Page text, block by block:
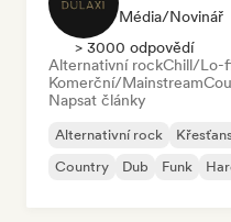
Média/novinář
> 3000 odpovědí
Alternativní rockChill/Lo-
Komerční/Mainstream
Napsat články
Alternativní rock
Country
Dub Funk